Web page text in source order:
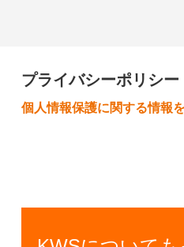
プライバシーポリシー
個人情報保護に関する情報